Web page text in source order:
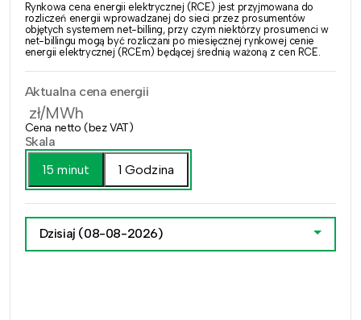
Rynkowa cena energii elektrycznej (RCE) jest przyjmowana do
rozliczeń energii wprowadzanej do sieci przez prosumentów
objętych systemem net-billing, przy czym niektórzy prosumenci w
net-billingu mogą być rozliczani po miesięcznej rynkowej cenie
energii elektrycznej (RCEm) będącej średnią ważoną z cen RCE.
Aktualna cena energii
zł/MWh
Cena netto (bez VAT)
Skala
15 minut
1 Godzina
Dzisiaj (08-08-2026)